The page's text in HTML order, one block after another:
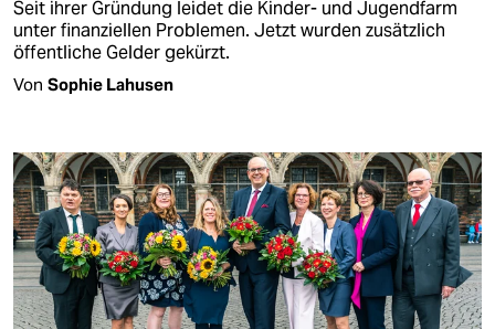
Seit ihrer Gründung leidet die Kinder- und Jugendfarm
unter finanziellen Problemen. Jetzt wurden zusätzlich
öffentliche Gelder gekürzt.
Von Sophie Lahusen